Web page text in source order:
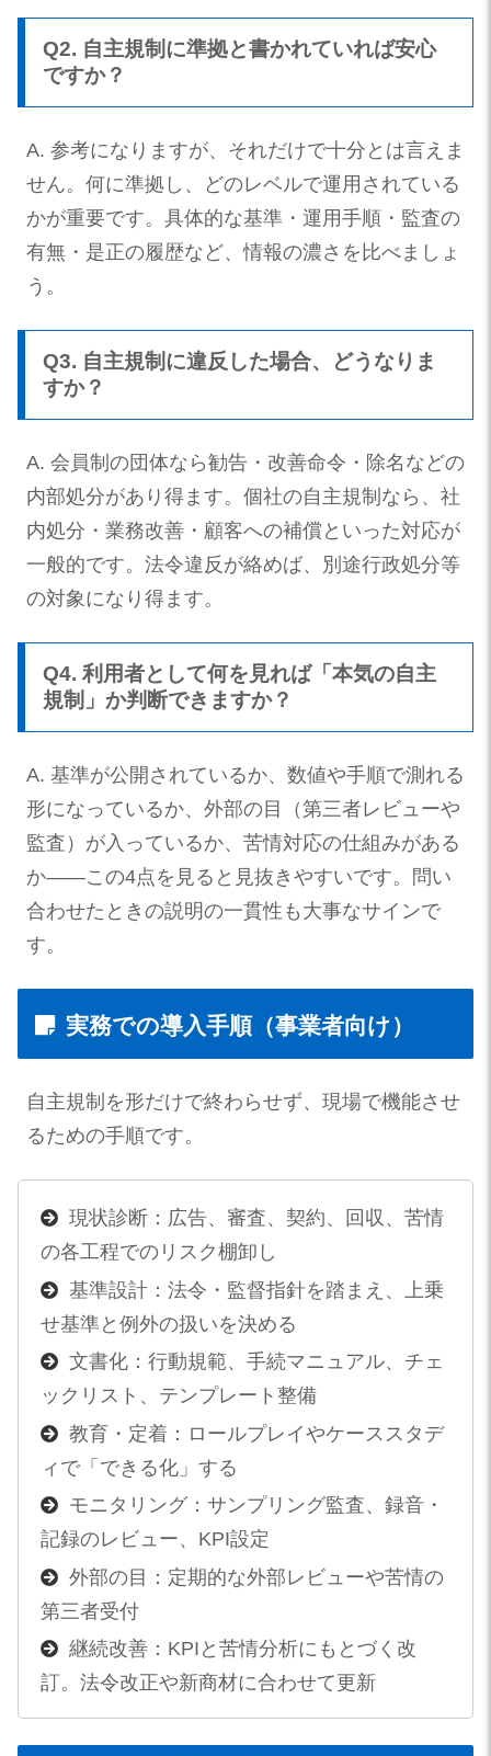
Q2. 自主規制に準拠と書かれていれば安心
ですか？
A. 参考になりますが、それだけで十分とは言えま
せん。何に準拠し、どのレベルで運用されている
かが重要です。具体的な基準・運用手順・監査の
有無・是正の履歴など、情報の濃さを比べましょ
う。
Q3. 自主規制に違反した場合、どうなりま
すか？
A. 会員制の団体なら勧告・改善命令・除名などの
内部処分があり得ます。個社の自主規制なら、社
内処分・業務改善・顧客への補償といった対応が
一般的です。法令違反が絡めば、別途行政処分等
の対象になり得ます。
Q4. 利用者として何を見れば「本気の自主
規制」か判断できますか？
A. 基準が公開されているか、数値や手順で測れる
形になっているか、外部の目（第三者レビューや
監査）が入っているか、苦情対応の仕組みがある
か——この4点を見ると見抜きやすいです。問い
合わせたときの説明の一貫性も大事なサインで
す。
実務での導入手順（事業者向け）
自主規制を形だけで終わらせず、現場で機能させ
るための手順です。
現状診断：広告、審査、契約、回収、苦情
の各工程でのリスク棚卸し
基準設計：法令・監督指針を踏まえ、上乗
せ基準と例外の扱いを決める
文書化：行動規範、手続マニュアル、チェ
ックリスト、テンプレート整備
教育・定着：ロールプレイやケーススタデ
ィで「できる化」する
モニタリング：サンプリング監査、録音・
記録のレビュー、KPI設定
外部の目：定期的な外部レビューや苦情の
第三者受付
継続改善：KPIと苦情分析にもとづく改
訂。法令改正や新商材に合わせて更新